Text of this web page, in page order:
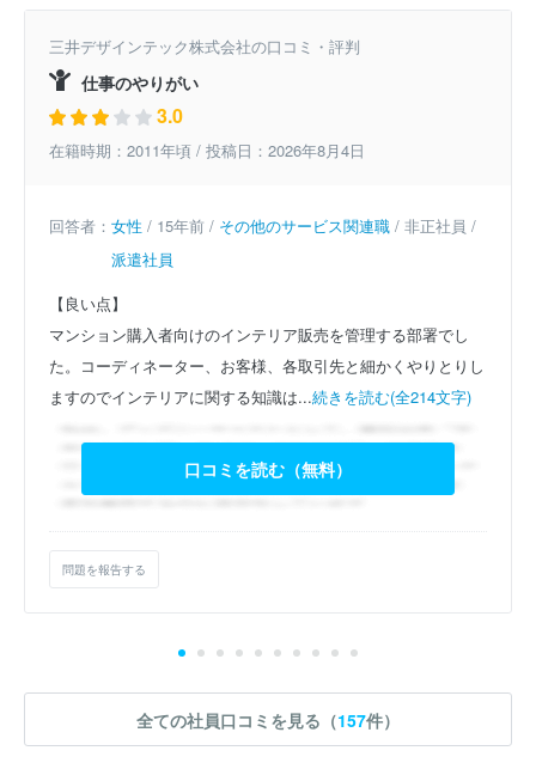
三井デザインテック株式会社の口コミ・評判
仕事のやりがい
3.0
在籍時期：2011年頃 / 投稿日：2026年8月4日
回答者： 女性 / 15年前 / その他のサービス関連職 / 非正社員 /
派遣社員
【良い点】
マンション購入者向けのインテリア販売を管理する部署でし
た。コーディネーター、お客様、各取引先と細かくやりとりし
ますのでインテリアに関する知識は...続きを読む(全214文字)
口コミを読む（無料）
問題を報告する
全ての社員口コミを見る（157件）